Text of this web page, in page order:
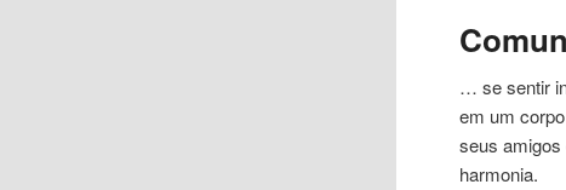
… se sentir
em umcorpo
seus
harmonia.